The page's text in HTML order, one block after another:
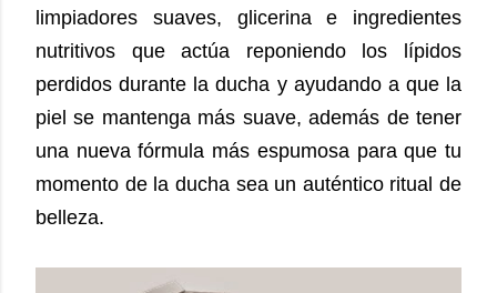
limpiadores suaves, glicerina e ingredientes
nutritivos que actúa reponiendo los lípidos
perdidos durante la ducha y ayudando a que la
piel se mantenga más suave, además de tener
una nueva fórmula más espumosa para que tu
momento de la ducha sea un auténtico ritual de
belleza.